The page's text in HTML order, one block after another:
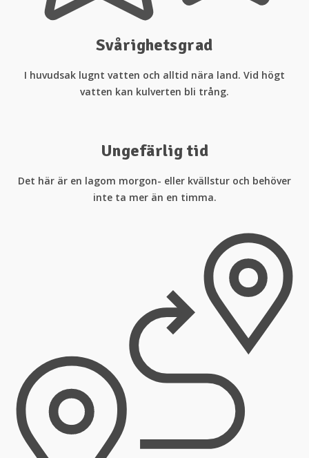
Svårighetsgrad
I huvudsak lugnt vatten och alltid nära land. Vid högt
vatten kan kulverten bli trång.
Ungefärlig tid
Det här är en lagom morgon- eller kvällstur och behöver
inte ta mer än en timma.